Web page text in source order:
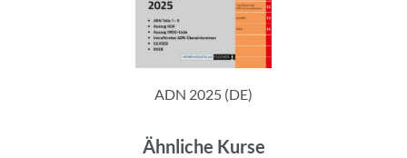
ADN 2025 (DE)
Ähnliche Kurse